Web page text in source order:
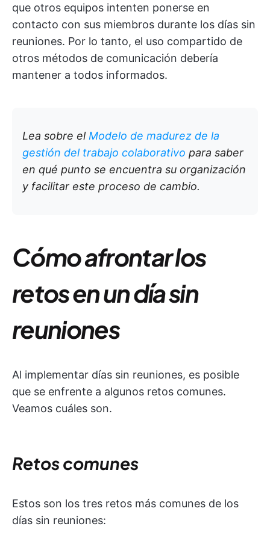
que otros equipos intenten ponerse en
contacto con sus miembros durante los días sin
reuniones. Por lo tanto, el uso compartido de
otros métodos de comunicación debería
mantener a todos informados.
Lea sobre el Modelo de madurez de la
gestión del trabajo colaborativo para saber
en qué punto se encuentra su organización
y facilitar este proceso de cambio.
Cómo afrontar los
retos en un día sin
reuniones
Al implementar días sin reuniones, es posible
que se enfrente a algunos retos comunes.
Veamos cuáles son.
Retos comunes
Estos son los tres retos más comunes de los
días sin reuniones: